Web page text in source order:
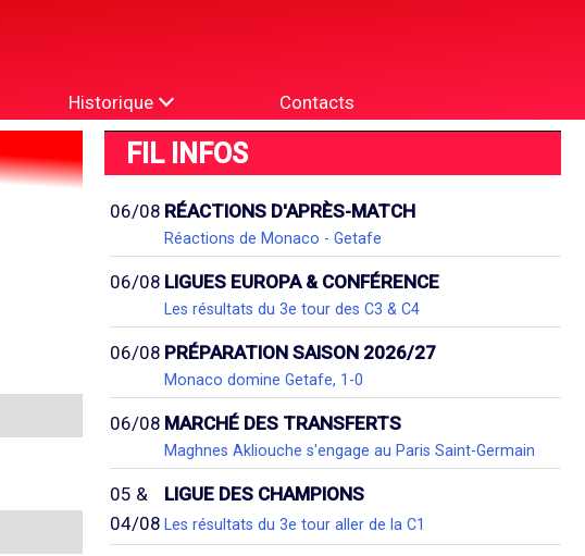
Historique Contacts
FIL INFOS
06/08 RÉACTIONS D'APRÈS-MATCH
Réactions de Monaco - Getafe
06/08 LIGUES EUROPA & CONFÉRENCE
Les résultats du 3e tour des C3 & C4
06/08 PRÉPARATION SAISON 2026/27
Monaco domine Getafe, 1-0
06/08 MARCHÉ DES TRANSFERTS
Maghnes Akliouche s'engage au Paris Saint-Germain
05 &
04/08
LIGUE DES CHAMPIONS
Les résultats du 3e tour aller de la C1